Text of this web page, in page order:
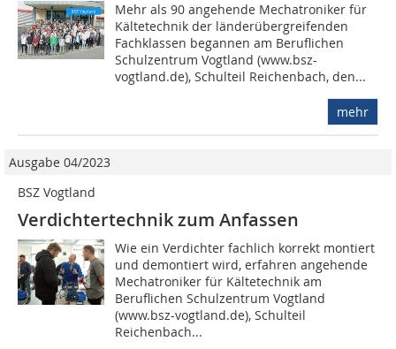
Mehr als 90 angehende Mechatroniker für
Kältetechnik der länderübergreifenden
Fachklassen begannen am Beruflichen
Schulzentrum Vogtland (www.bsz-
vogtland.de), Schulteil Reichenbach, den...
mehr
Ausgabe 04/2023
BSZ Vogtland
Verdichtertechnik zum Anfassen
Wie ein Verdichter fachlich korrekt montiert
und demontiert wird, erfahren angehende
Mechatroniker für Kältetechnik am
Beruflichen Schulzentrum Vogtland
(www.bsz-vogtland.de), Schulteil
Reichenbach...